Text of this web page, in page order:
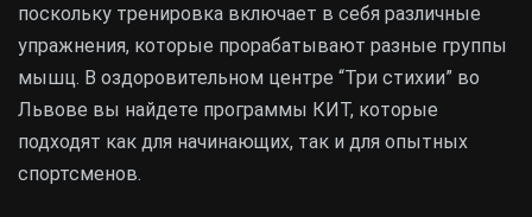
поскольку тренировка включает в себя различные
упражнения, которые прорабатывают разные группы
мышц. В оздоровительном центре “Три стихии” во
Львове вы найдете программы КИТ, которые
подходят как для начинающих, так и для опытных
спортсменов.